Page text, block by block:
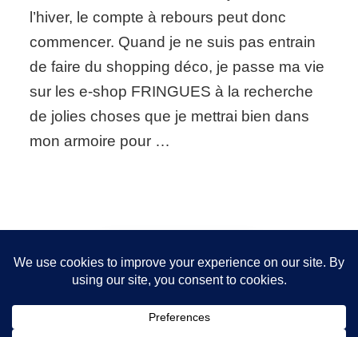
qui
font
envie
en
moment…
l’hiver, le compte à rebours peut donc
commencer. Quand je ne suis pas entrain
de faire du shopping déco, je passe ma vie
sur les e-shop FRINGUES à la recherche
de jolies choses que je mettrai bien dans
mon armoire pour …
FOLLOW ME!
Nous utilisons des cookies pour vous garantir la meilleure
expérience sur notre site. Si vous continuez à utiliser ce
dernier, nous considérerons que vous acceptez l'utilisation des
cookies.